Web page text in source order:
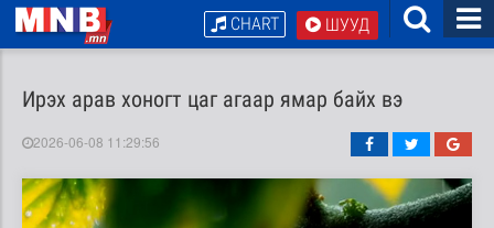
ШУУД
CHART
Ирэх арав хоногт цаг агаар ямар байх вэ
2026-06-08 11:29:56